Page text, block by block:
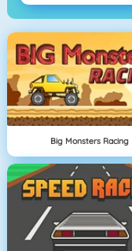
Big Monsters Racing